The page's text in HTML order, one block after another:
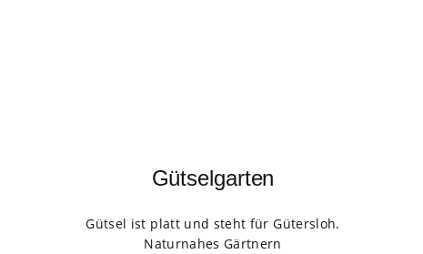
Gütselgarten
Gütsel ist platt und steht für Gütersloh.
Naturnahes Gärtnern